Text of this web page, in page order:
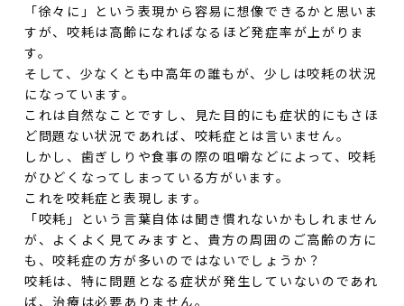
「徐々に」という表現から容易に想像できるかと思いま
すが、咬耗は高齢になればなるほど発症率が上がりま
す。
そして、少なくとも中高年の誰もが、少しは咬耗の状況
になっています。
これは自然なことですし、見た目的にも症状的にもさほ
ど問題ない状況であれば、咬耗症とは言いません。
しかし、歯ぎしりや食事の際の咀嚼などによって、咬耗
がひどくなってしまっている方がいます。
これを咬耗症と表現します。
「咬耗」という言葉自体は聞き慣れないかもしれません
が、よくよく見てみますと、貴方の周囲のご高齢の方に
も、咬耗症の方が多いのではないでしょうか？
咬耗は、特に問題となる症状が発生していないのであれ
ば、治療は必要ありません。